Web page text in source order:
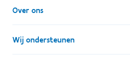
Simon Bolivarlaan 17
1000 Brussel
Ondernemingsnummer: BE
Over ons
Wie zijn we, wat doen we
Onze centra
Wij ondersteunen